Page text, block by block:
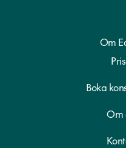
Om
Boka
Om